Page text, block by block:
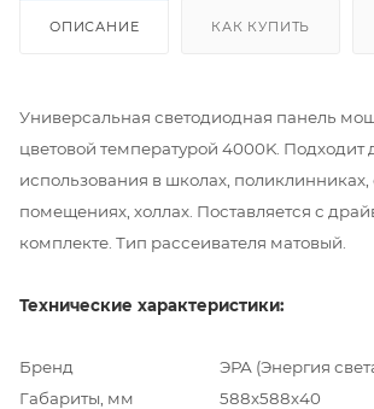
ОПИСАНИЕ КАК КУПИТЬ
Универсальная светодиодная панель
цветовой температурой 4000K. Подходит
использования в школах,
помещениях, холлах. Поставляется с
комплекте. Тип рассеивателя матовый.
Технические характеристики:
Бренд
ЭРА (Энергия
Габариты, мм
588х588х40